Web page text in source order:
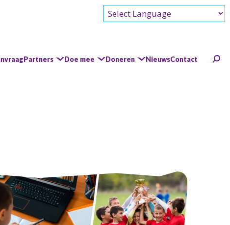
Powered by
Partners Doe mee Doneren NieuwsContact